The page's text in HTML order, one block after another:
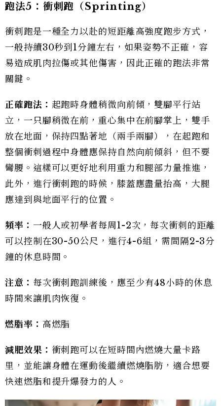
跑法5：衝刺跑（Sprinting）
衝刺跑是一種全力以赴的短距離高強度跑步方式，
一般持續30秒到1分鐘左右，如果姿勢不正確，容
易造成肌肉拉傷或其他傷害，因此正確的跑法非常
關鍵。
正確跑法： 起跑時身體稍微向前傾，雙腳平行站
立，一只腳稍微在前，重心集中在前腳掌上，雙手
放在地面，保持四點著地（兩手兩腳），在起跑和
整個衝刺過程中身體應保持自然向前傾斜，但不要
彎腰。這樣可以更好地利用重力和腿部力量推進，
此外，進行衝刺跑的時候，膝蓋應盡量抬高，大腿
應達到與地面平行的位置。
頻率： 一般人或初學者每周1-2次，每次衝刺的距離
可以控制在30-50公尺，進行4-6組，需間隔2-3分
鐘的休息時間。
注意： 每次衝刺跑訓練後，應至少有48小時的休息
時間來讓肌肉恢復。
燃脂率： 高燃脂
減肥效果： 衝刺跑可以在短時間內燃燒大量卡路
里，並能讓身體在運動後繼續燃燒脂肪，適合想要
快速燃脂和提升爆發力的人。